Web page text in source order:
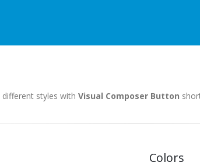
styles with Visual Composer Button
Colors